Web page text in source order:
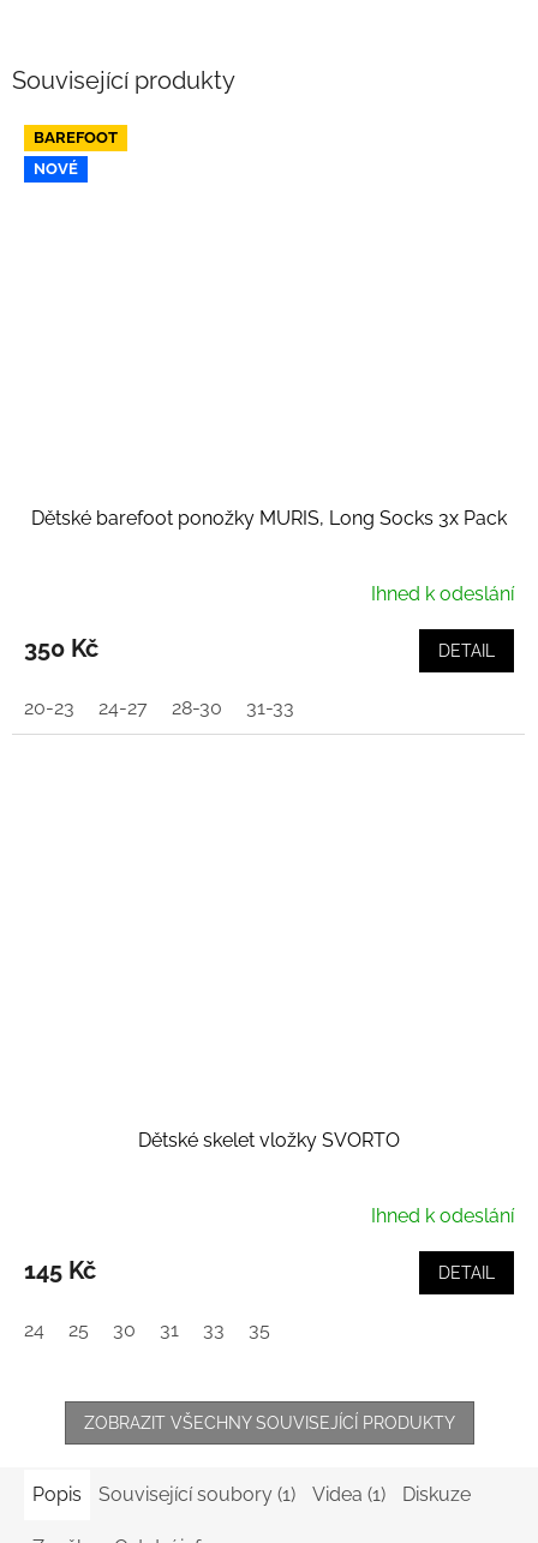
Související produkty
BAREFOOT
NOVÉ
Dětské barefoot ponožky MURIS, Long Socks 3x Pack
Ihned k odeslání
350 Kč DETAIL
20-23 24-27 28-30 31-33
Dětské skelet vložky SVORTO
Ihned k odeslání
145 Kč DETAIL
24 25 30 31 33 35
ZOBRAZIT VŠECHNY SOUVISEJÍCÍ PRODUKTY
Popis Související soubory (1) Videa (1) Diskuze